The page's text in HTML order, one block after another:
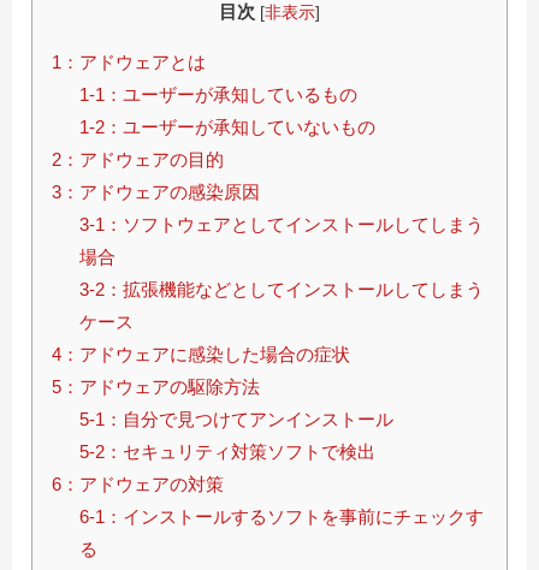
目次 [非表示]
1：アドウェアとは
1-1：ユーザーが承知しているもの
1-2：ユーザーが承知していないもの
2：アドウェアの目的
3：アドウェアの感染原因
3-1：ソフトウェアとしてインストールしてしまう
場合
3-2：拡張機能などとしてインストールしてしまう
ケース
4：アドウェアに感染した場合の症状
5：アドウェアの駆除方法
5-1：自分で見つけてアンインストール
5-2：セキュリティ対策ソフトで検出
6：アドウェアの対策
6-1：インストールするソフトを事前にチェックす
る